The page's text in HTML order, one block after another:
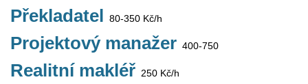
Překladatel 80-350 Kč/h
Projektový manažer 400-750
Realitní makléř 250 Kč/h